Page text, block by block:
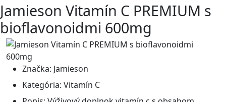
Jamieson Vitamín C PREMIUM s
bioflavonoidmi 600mg
Značka: Jamieson
Kategória: Vitamín C